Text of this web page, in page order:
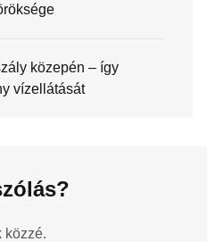
közepén – így
vízellátását
közzé.